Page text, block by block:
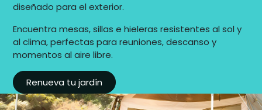
diseñado para el exterior.
Encuentra mesas, sillas e hieleras resistentes al sol y
al clima, perfectas para reuniones, descanso y
momentos al aire libre.
Renueva tu jardín